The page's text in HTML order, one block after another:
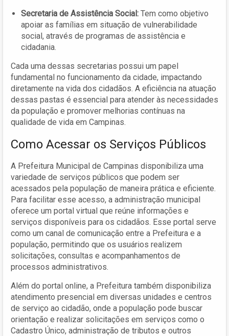
Secretaria de Assistência Social: Tem como objetivo
apoiar as famílias em situação de vulnerabilidade
social, através de programas de assistência e
cidadania.
Cada uma dessas secretarias possui um papel
fundamental no funcionamento da cidade, impactando
diretamente na vida dos cidadãos. A eficiência na atuação
dessas pastas é essencial para atender às necessidades
da população e promover melhorias contínuas na
qualidade de vida em Campinas.
Como Acessar os Serviços Públicos
A Prefeitura Municipal de Campinas disponibiliza uma
variedade de serviços públicos que podem ser
acessados pela população de maneira prática e eficiente.
Para facilitar esse acesso, a administração municipal
oferece um portal virtual que reúne informações e
serviços disponíveis para os cidadãos. Esse portal serve
como um canal de comunicação entre a Prefeitura e a
população, permitindo que os usuários realizem
solicitações, consultas e acompanhamentos de
processos administrativos.
Além do portal online, a Prefeitura também disponibiliza
atendimento presencial em diversas unidades e centros
de serviço ao cidadão, onde a população pode buscar
orientação e realizar solicitações em serviços como o
Cadastro Único, administração de tributos e outros